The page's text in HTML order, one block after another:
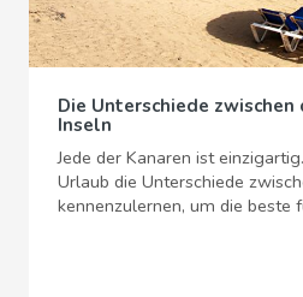
Die Unterschiede zwischen
Inseln
Jede der Kanaren ist
Urlaub die Unterschiede
kennenzulernen, um die beste